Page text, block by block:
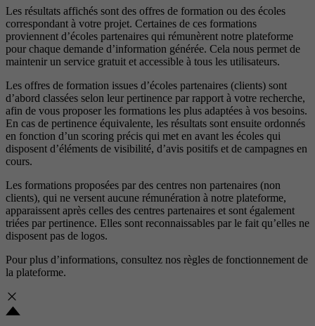
Les résultats affichés sont des offres de formation ou des écoles
correspondant à votre projet. Certaines de ces formations
proviennent d’écoles partenaires qui rémunèrent notre plateforme
pour chaque demande d’information générée. Cela nous permet de
maintenir un service gratuit et accessible à tous les utilisateurs.
Les offres de formation issues d’écoles partenaires (clients) sont
d’abord classées selon leur pertinence par rapport à votre recherche,
afin de vous proposer les formations les plus adaptées à vos besoins.
En cas de pertinence équivalente, les résultats sont ensuite ordonnés
en fonction d’un scoring précis qui met en avant les écoles qui
disposent d’éléments de visibilité, d’avis positifs et de campagnes en
cours.
Les formations proposées par des centres non partenaires (non
clients), qui ne versent aucune rémunération à notre plateforme,
apparaissent après celles des centres partenaires et sont également
triées par pertinence. Elles sont reconnaissables par le fait qu’elles ne
disposent pas de logos.
Pour plus d’informations, consultez nos règles de fonctionnement de
la plateforme.